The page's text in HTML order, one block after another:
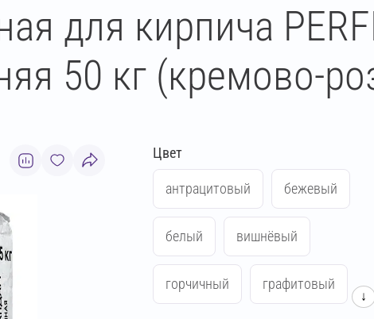
для кирпича
50 кг (кремово-
Цвет
антрацитовый бежевый
белый вишнёвый
горчичный графитовый
↓